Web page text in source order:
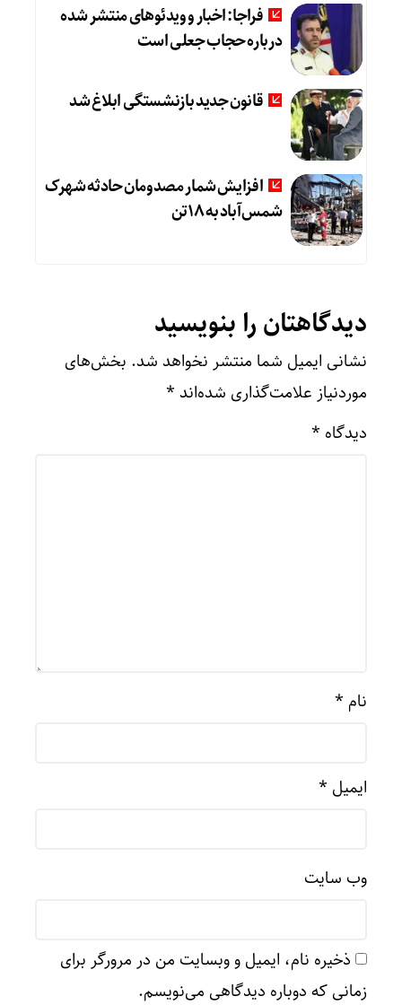
فراجا: اخبار و ویدئوهای منتشر شده
درباره حجاب جعلی است
قانون جدید بازنشستگی ابلاغ شد
افزایش شمار مصدومان حادثه شهرک
شمس‌آباد به ۱۸تن
دیدگاهتان را بنویسید
نشانی ایمیل شما منتشر نخواهد شد. بخش‌های
موردنیاز علامت‌گذاری شده‌اند *
دیدگاه *
نام *
ایمیل *
وب‌ سایت
ذخیره نام، ایمیل و وبسایت من در مرورگر برای
زمانی که دوباره دیدگاهی می‌نویسم.